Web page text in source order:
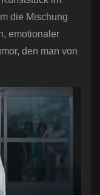
die Mischung
emotionaler
den man von